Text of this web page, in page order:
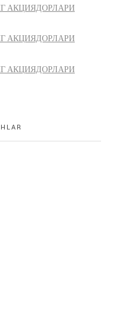
АКЦИЯДОРЛАРИ
АКЦИЯДОРЛАРИ
АКЦИЯДОРЛАРИ